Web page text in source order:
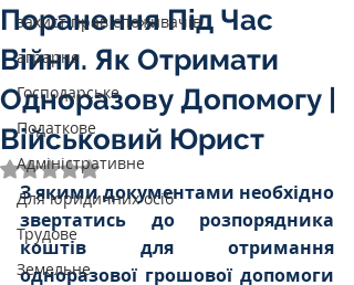
захист прав споживачів
аграрне
Господарське
Податкове
Адміністративне
Для юридичних осіб
Трудове
Земельне
Поранення Під Час
Війни. Як Отримати
Одноразову Допомогу |
Військовий Юрист
Оцінка: NaN з 5 зірок.
З якими документами необхідно
звертатись до розпорядника
коштів для отримання
одноразової грошової допомоги